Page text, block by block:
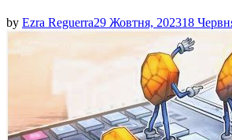
by Ezra Reguerra29 Жовтня, 202318